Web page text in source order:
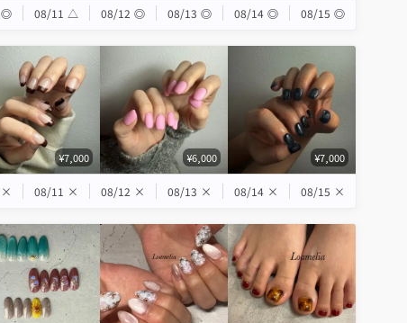
◎ 08/11 △ 08/12 ◎ 08/13 ◎ 08/14 ◎ 08/15 ◎
¥7,000 ¥6,000 ¥7,000
× 08/11 × 08/12 × 08/13 × 08/14 × 08/15 ×